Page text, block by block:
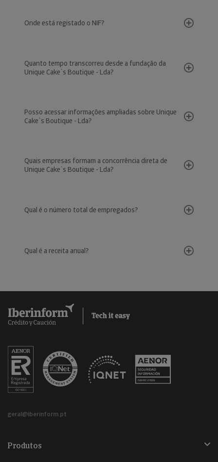
Onde está registado o NIF?
Quanto tempo transcorreu desde a fundação da
Unique Cake`s Boutique - Lda?
Posso acessar informações ampliadas sobre Unique
Cake`s Boutique - Lda?
Quais empresas formam a concorrência direta de
Unique Cake`s Boutique - Lda?
Qual é o número total de empregados?
Qual é a receita anual?
geral@iberinform.pt
Produtos